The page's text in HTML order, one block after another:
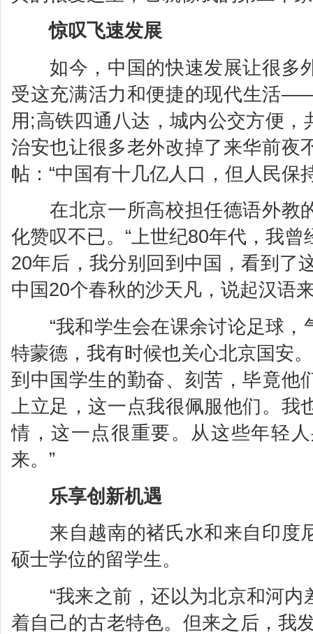
惊叹飞速发展
如今，中国的快速发展让很多
受这充满活力和便捷的现代生活
用;高铁四通八达，城内公交方便
治安也让很多老外改掉了来华前夜
帖：“中国有十几亿人口，但人民保
在北京一所高校担任德语外教
化赞叹不已。“上世纪80年代，我
20年后，我分别回到中国，看到了
中国20个春秋的沙天凡，说起汉语
“我和学生会在课余讨论足球，
特蒙德，我有时候也关心北京国安
到中国学生的勤奋、刻苦，毕竟他
上立足，这一点我很佩服他们。我
情，这一点很重要。从这些年轻
来。”
乐享创新机遇
来自越南的褚氏水和来自印度
硕士学位的留学生。
“我来之前，还以为北京和河内
着自己的古老特色。但来之后，我